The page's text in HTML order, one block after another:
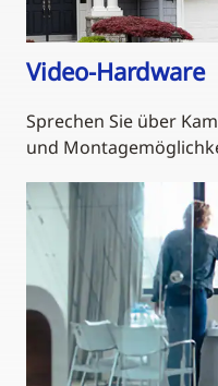
Video-Hardware
Sprechen Sie über
und